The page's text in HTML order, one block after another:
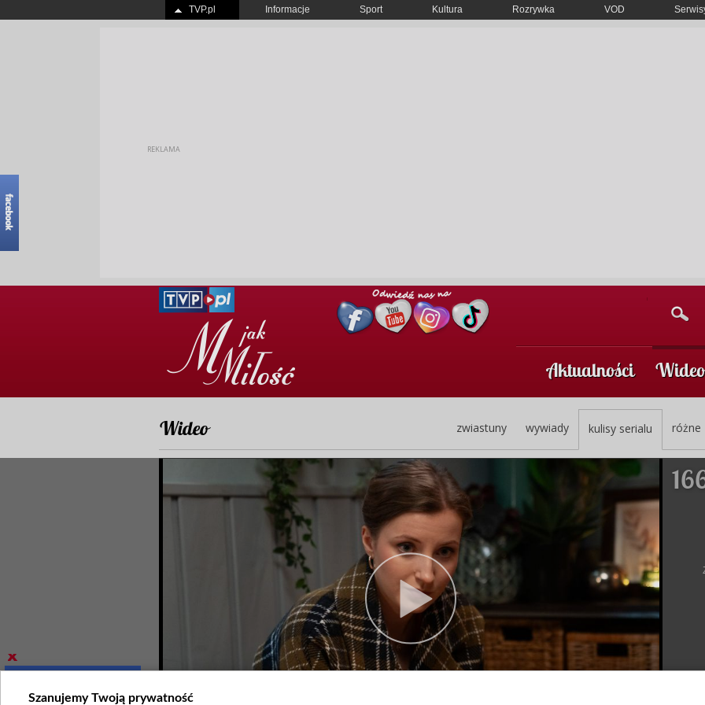
TVP.pl Informacje Sport Kultura Rozrywka VOD
Aktualności Wideo
Wideo różne
kulisy serialu
wywiady
zwiastuny
Szanujemy Twoją prywatność